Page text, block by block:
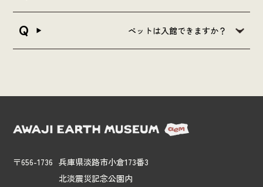
ペットは入館できますか？
〒656-1736 兵庫県淡路市小倉173番3
北淡震災記念公園内